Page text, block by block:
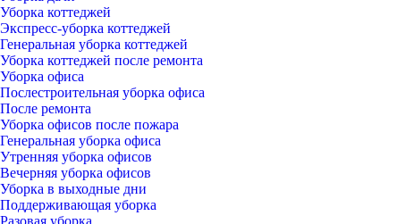
Уборка коттеджей
Экспресс-уборка коттеджей
Генеральная уборка коттеджей
Уборка коттеджей после ремонта
Уборка офиса
Послестроительная уборка офиса
После ремонта
Уборка офисов после пожара
Генеральная уборка офиса
Утренняя уборка офисов
Вечерняя уборка офисов
Уборка в выходные дни
Поддерживающая уборка
Разовая уборка